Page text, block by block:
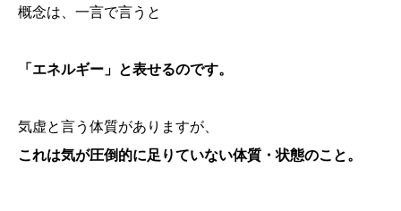
概念は、一言で言うと
「エネルギー」と表せるのです。
気虚と言う体質がありますが、
これは気が圧倒的に足りていない体質・状態のこと。